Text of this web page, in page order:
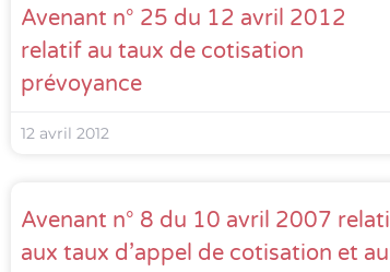
Avenant n° 25 du 12 avril 2012
relatif au taux de cotisation
prévoyance
12 avril 2012
Avenant n° 8 du 10 avril 2007
aux taux d’appel de cotisation et